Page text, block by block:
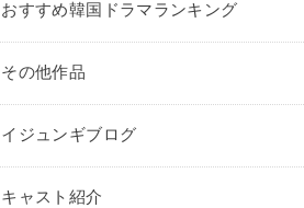
おすすめ韓国ドラマランキング
その他作品
イジュンギブログ
キャスト紹介